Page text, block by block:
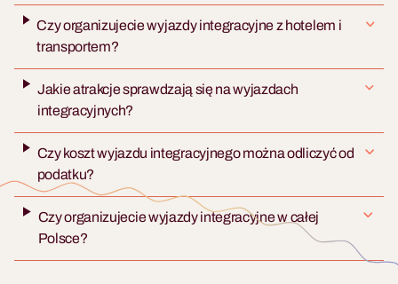
wieczór.
Warsztaty Czekoladowe
czekoladzie rzemieślniczej.
Elegancki wieczór.
Czy organizujecie wyjazdy integracyjne z hotelem i
transportem?
Jakie atrakcje sprawdzają się na wyjazdach
integracyjnych?
Czy koszt wyjazdu integracyjnego można odliczyć od
podatku?
Czy organizujecie wyjazdy integracyjne w całej
Polsce?